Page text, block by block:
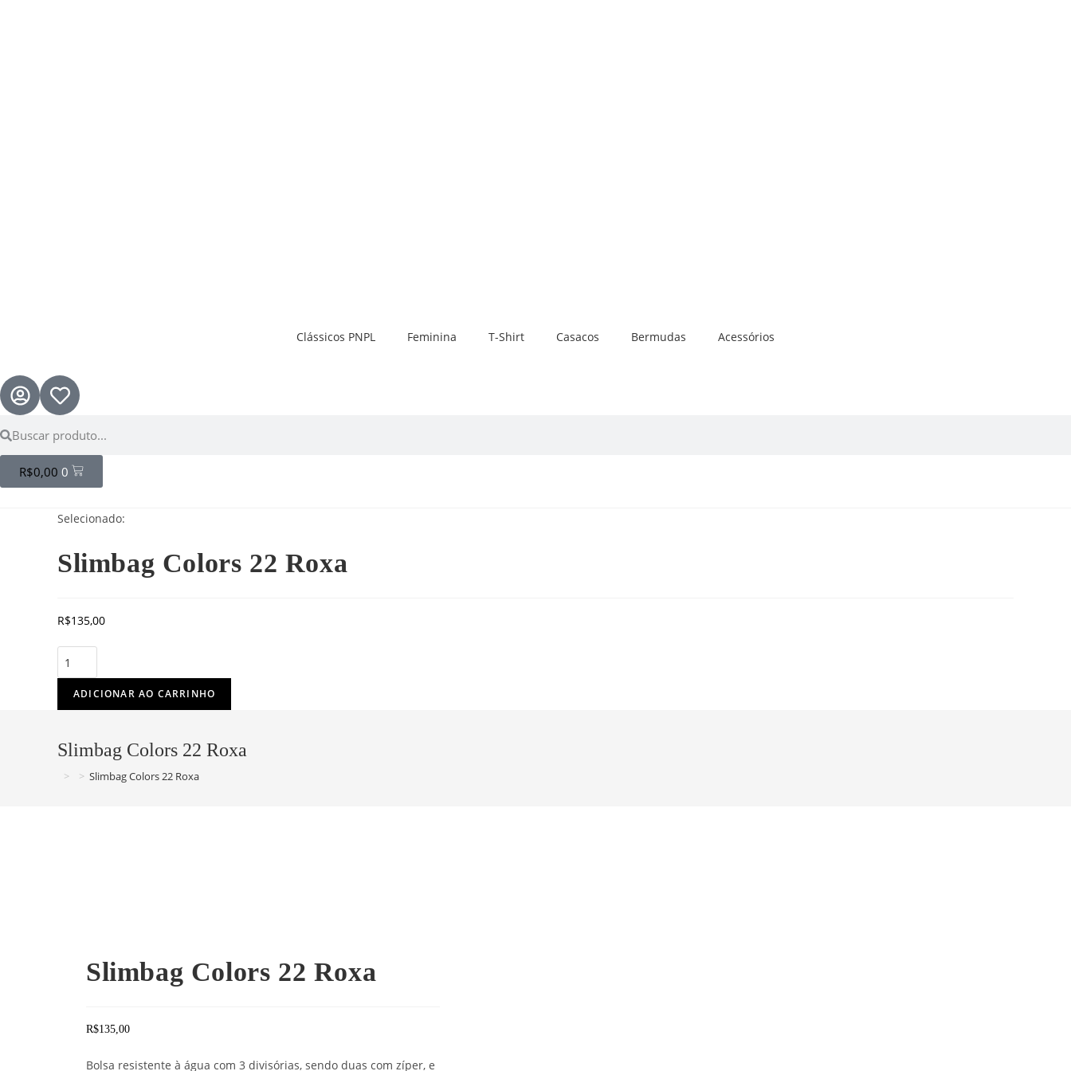
Clássicos PNPL Feminina T-Shirt Casacos Bermudas Acessórios
R$0,00 0
Selecionado:
Slimbag Colors 22 Roxa
R$135,00
ADICIONAR AO CARRINHO
Slimbag Colors 22 Roxa
> > Slimbag Colors 22 Roxa
Slimbag Colors 22 Roxa
R$135,00
Bolsa resistente à água com 3 divisórias, sendo duas com zíper, e